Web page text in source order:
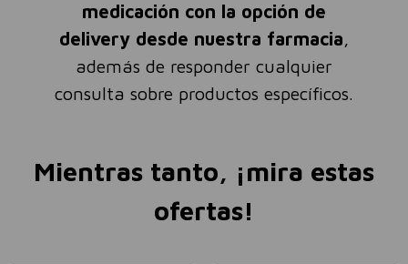
medicación con la opción de
delivery desde nuestra farmacia,
además de responder cualquier
consulta sobre productos específicos.
Mientras tanto, ¡mira estas
ofertas!